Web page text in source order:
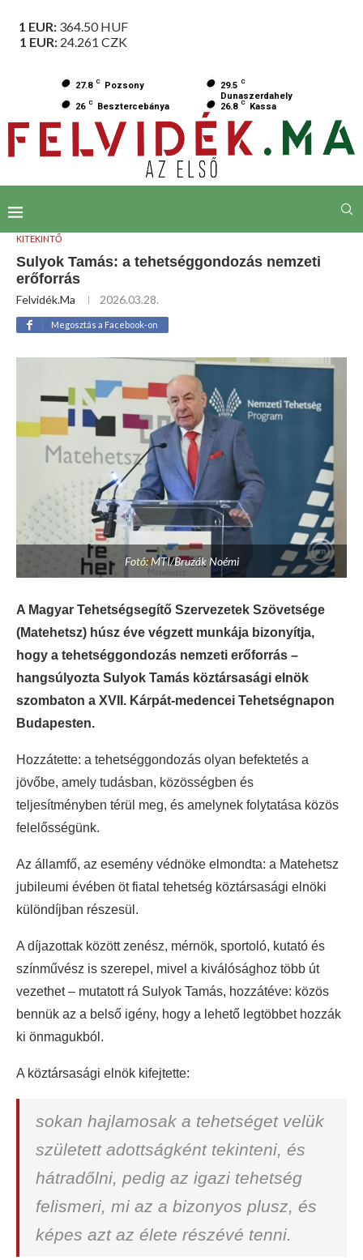
1 EUR: 364.50HUF
1 EUR: 24.261 CZK
27.8 C Pozsony 29.5 C
Dunaszerdahely
26 C Besztercebánya 26.8 C Kassa
KITEKINTŐ
Sulyok Tamás: a tehetséggondozás nemzeti
erőforrás
Felvidék.ma 2026.03.28.
Megosztás a Facebook-on
Fotó: MTI/Bruzák Noémi
A Magyar Tehetségsegítő Szervezetek Szövetsége
(Matehetsz) húsz éve végzett munkája bizonyítja,
hogy a tehetséggondozás nemzeti erőforrás –
hangsúlyozta Sulyok Tamás köztársasági elnök
szombaton a XVII. Kárpát-medencei Tehetségnapon
Budapesten.
Hozzátette: a tehetséggondozás olyan befektetés a
jövőbe, amely tudásban, közösségben és
teljesítményben térül meg, és amelynek folytatása közös
felelősségünk.
Az államfő, az esemény védnöke elmondta: a Matehetsz
jubileumi évében öt fiatal tehetség köztársasági elnöki
különdíjban részesül.
A díjazottak között zenész, mérnök, sportoló, kutató és
színművész is szerepel, mivel a kiválósághoz több út
vezethet – mutatott rá Sulyok Tamás, hozzátéve: közös
bennük az a belső igény, hogy a lehető legtöbbet hozzák
ki önmagukból.
A köztársasági elnök kifejtette:
sokan hajlamosak a tehetséget velük
született adottságként tekinteni, és
hátradőlni, pedig az igazi tehetség
felismeri, mi az a bizonyos plusz, és
képes azt az élete részévé tenni.